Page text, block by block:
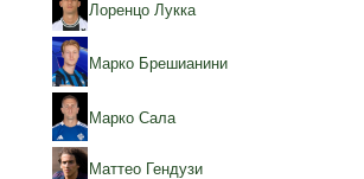
Лоренцо Лукка
Марко Брешианини
Марко Сала
Маттео Гендузи